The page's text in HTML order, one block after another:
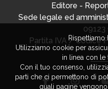
Editore -
Sede legale ed
09123
Partita IVA / Codice
Rispettiamo
Utilizziamo cookie per
in linea con le
Con il tuo consenso,
parti che ci permettono di
quali pagine